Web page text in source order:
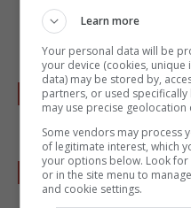
cucchiaio scarso
pomodoro.
Rimuovete l’aglio
Aggiustate poi di
Togliete dal fuoco
una ciotola in
Learn more
Your personal data will be
your device (cookies,
data) may be stored by,
partners, or used
may use precise geolocation
Some vendors may process
of legitimate interest, which
your options below. Look
or in the site menu to
and cookie settings.